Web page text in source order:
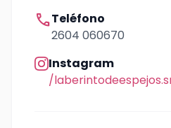
callTeléfono
2604 060670
Instagram
/